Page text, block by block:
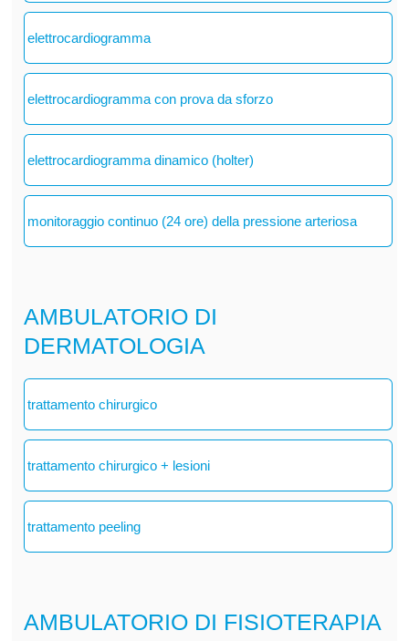
elettrocardiogramma
elettrocardiogramma con prova da sforzo
elettrocardiogramma dinamico (holter)
monitoraggio continuo (24 ore) della pressione arteriosa
AMBULATORIO DI
DERMATOLOGIA
trattamento chirurgico
trattamento chirurgico + lesioni
trattamento peeling
AMBULATORIO DI FISIOTERAPIA